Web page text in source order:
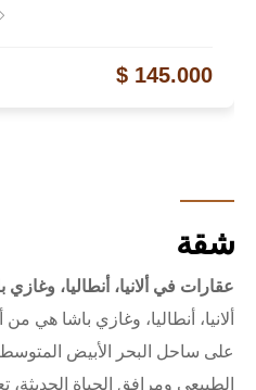
145.000 $
شقة
عقارات في ألانيا، أنطاليا، وغازي
ألانيا، أنطاليا، وغازي باشا هي
على ساحل البحر الأبيض
الطبيعي ومرافق الحياة